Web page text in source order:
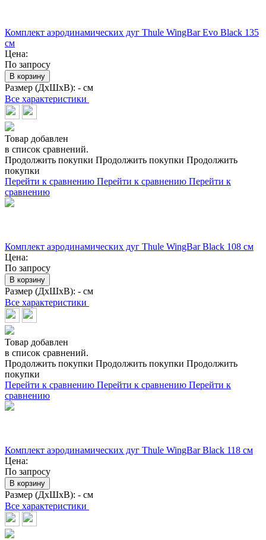
Комплект аэродинамических дуг Thule WingBar Evo Black 135
см
Цена:
По запросу
В корзину
Размер (ДхШхВ): - см
Все характеристики
Товар добавлен
в список сравнений.
Продолжить покупки Продолжить покупки Продолжить
покупки
Перейти к сравнению Перейти к сравнению Перейти к
сравнению
Комплект аэродинамических дуг Thule WingBar Black 108 см
Цена:
По запросу
В корзину
Размер (ДхШхВ): - см
Все характеристики
Товар добавлен
в список сравнений.
Продолжить покупки Продолжить покупки Продолжить
покупки
Перейти к сравнению Перейти к сравнению Перейти к
сравнению
Комплект аэродинамических дуг Thule WingBar Black 118 см
Цена:
По запросу
В корзину
Размер (ДхШхВ): - см
Все характеристики